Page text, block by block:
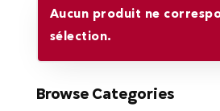
Aucun produit ne
sélection.
Browse Categories